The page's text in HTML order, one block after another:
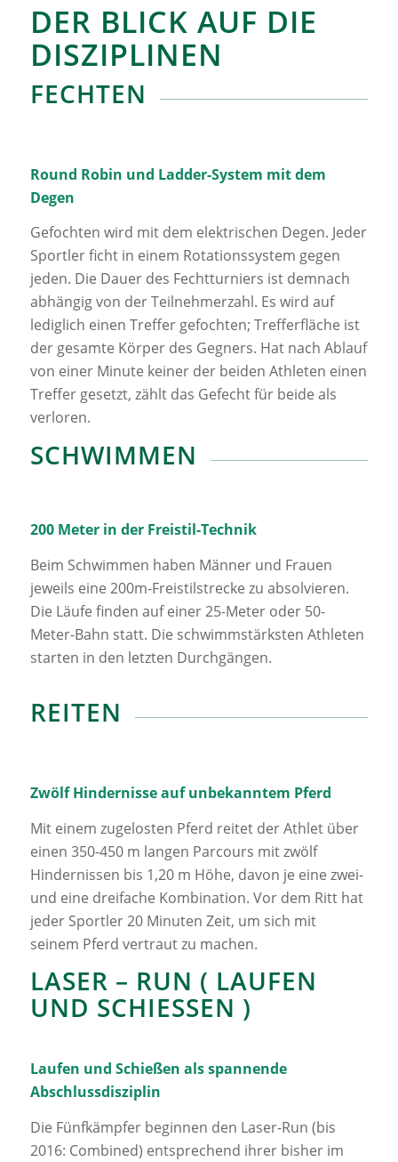
DER BLICK AUF DIE
DISZIPLINEN
FECHTEN
Round Robin und Ladder-System mit dem
Degen
Gefochten wird mit dem elektrischen Degen. Jeder
Sportler ficht in einem Rotationssystem gegen
jeden. Die Dauer des Fechtturniers ist demnach
abhängig von der Teilnehmerzahl. Es wird auf
lediglich einen Treffer gefochten; Trefferfläche ist
der gesamte Körper des Gegners. Hat nach Ablauf
von einer Minute keiner der beiden Athleten einen
Treffer gesetzt, zählt das Gefecht für beide als
verloren.
SCHWIMMEN
200 Meter in der Freistil-Technik
Beim Schwimmen haben Männer und Frauen
jeweils eine 200m-Freistilstrecke zu absolvieren.
Die Läufe finden auf einer 25-Meter oder 50-
Meter-Bahn statt. Die schwimmstärksten Athleten
starten in den letzten Durchgängen.
REITEN
Zwölf Hindernisse auf unbekanntem Pferd
Mit einem zugelosten Pferd reitet der Athlet über
einen 350-450 m langen Parcours mit zwölf
Hindernissen bis 1,20 m Höhe, davon je eine zwei-
und eine dreifache Kombination. Vor dem Ritt hat
jeder Sportler 20 Minuten Zeit, um sich mit
seinem Pferd vertraut zu machen.
LASER – RUN ( LAUFEN
UND SCHIESSEN )
Laufen und Schießen als spannende
Abschlussdisziplin
Die Fünfkämpfer beginnen den Laser-Run (bis
2016: Combined) entsprechend ihrer bisher im